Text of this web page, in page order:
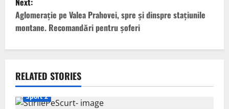
t
n
v
i
Aglomeraţie pe Valea Prahovei, spre şi dinspre staţiunile
montane. Recomandări pentru şoferi
RELATED STORIES
Sport 2